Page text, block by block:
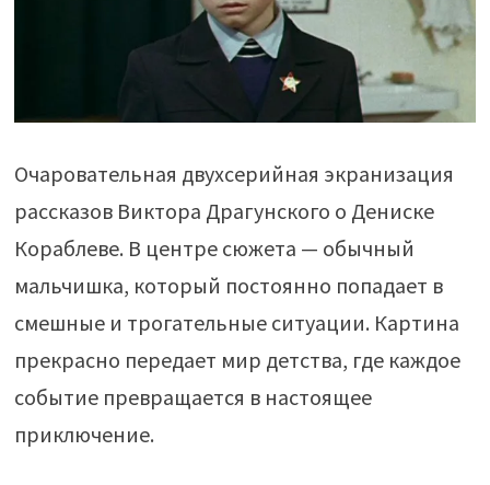
Очаровательная двухсерийная экранизация
рассказов Виктора Драгунского о Дениске
Кораблеве. В центре сюжета — обычный
мальчишка, который постоянно попадает в
смешные и трогательные ситуации. Картина
прекрасно передает мир детства, где каждое
событие превращается в настоящее
приключение.